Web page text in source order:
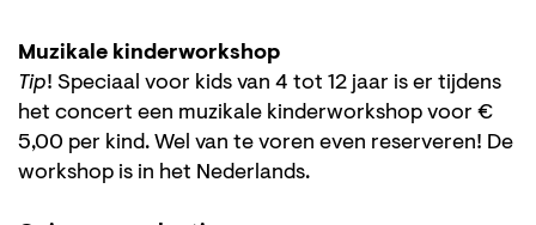
Muzikale kinderworkshop
Tip! Speciaal voor kids van 4 tot 12 jaar is er tijdens
het concert een muzikale kinderworkshop voor €
5,00 per kind. Wel van te voren even reserveren! De
workshop is in het Nederlands.